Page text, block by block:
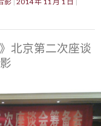
北京第二次座谈